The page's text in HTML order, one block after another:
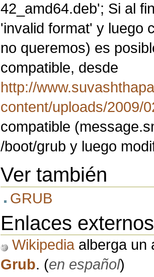
42_amd64.deb'; Si al
'invalid format' y luego
no queremos) es
compatible, desde
http://
content/uploads/2009/
compatible
/boot/grub y luego
Ver también
GRUB
Enlaces externos
Wikipedia alberga un
Grub. (en español)